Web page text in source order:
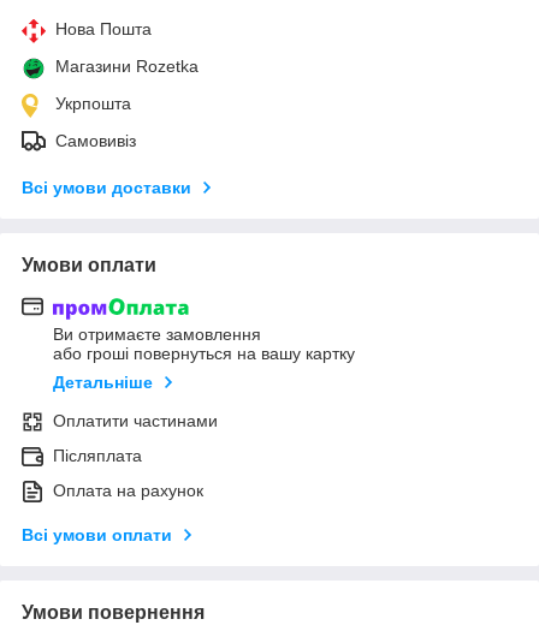
Нова Пошта
Магазини Rozetka
Укрпошта
Самовивіз
Всі умови доставки
Умови оплати
Ви отримаєте замовлення
або гроші повернуться на вашу картку
Детальніше
Оплатити частинами
Післяплата
Оплата на рахунок
Всі умови оплати
Умови повернення